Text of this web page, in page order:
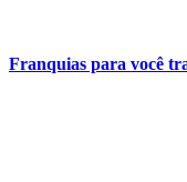
Franquias para você